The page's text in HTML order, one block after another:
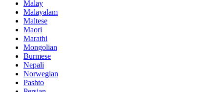
Malay
Malayalam
Maltese
Maori
Marathi
Mongolian
Burmese
Nepali
Norwegian
Pashto